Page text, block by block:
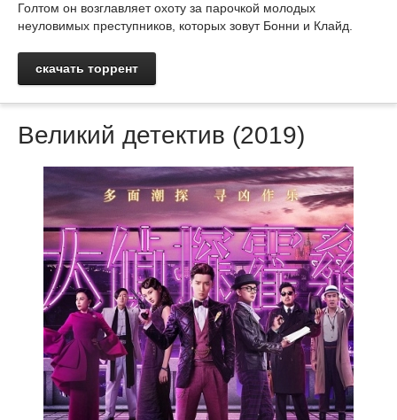
Голтом он возглавляет охоту за парочкой молодых
неуловимых преступников, которых зовут Бонни и Клайд.
скачать торрент
Великий детектив (2019)